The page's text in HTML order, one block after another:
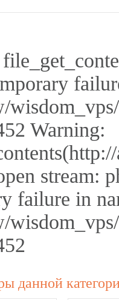
Warning:
stream:
failure in
данной